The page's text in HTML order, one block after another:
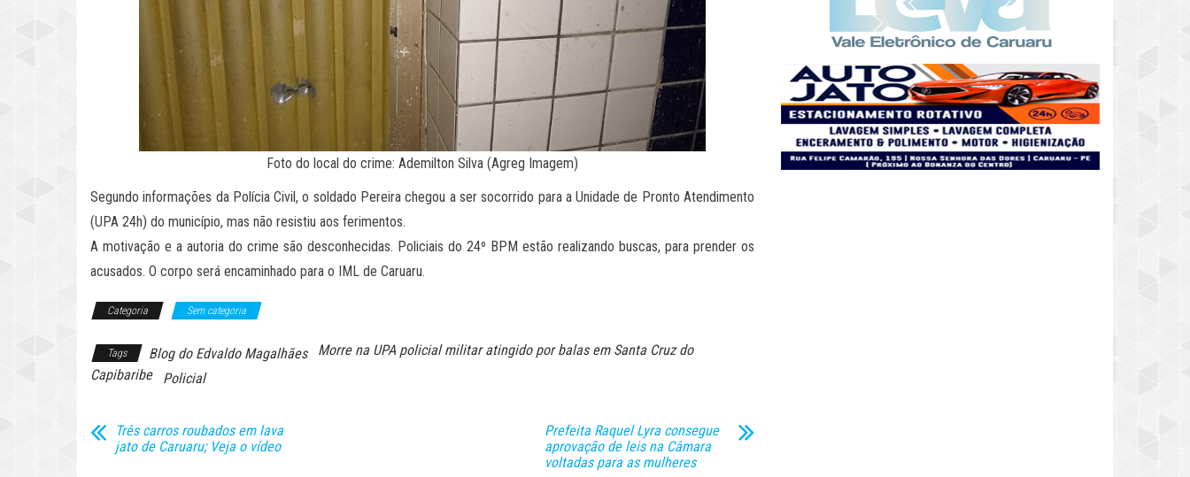
Foto do local do crime: Ademilton Silva (Agreg Imagem)
Segundo informações da Polícia Civil, o soldado Pereira chegou a ser socorrido para a Unidade de Pronto Atendimento
(UPA 24h) do município, mas não resistiu aos ferimentos.
A motivação e a autoria do crime são desconhecidas. Policiais do 24º BPM estão realizando buscas, para prender os
acusados. O corpo será encaminhado para o IML de Caruaru.
Categoria Sem categoria
Tags Blog do Edvaldo Magalhães
Morre na UPA policial militar atingido por balas em Santa Cruz do
Capibaribe
Policial
Três carros roubados em lava
jato de Caruaru; Veja o vídeo
Prefeita Raquel Lyra consegue
aprovação de leis na Câmara
voltadas para as mulheres